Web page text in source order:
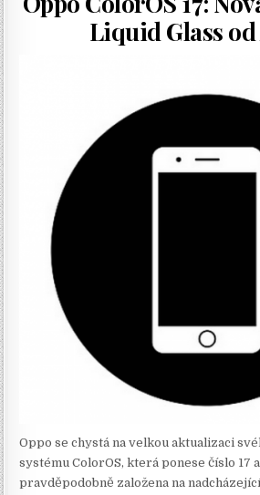
Liquid Glass od
Oppo se chystá na velkou aktualizaci
systému ColorOS, která ponese číslo 17
pravděpodobně založena na